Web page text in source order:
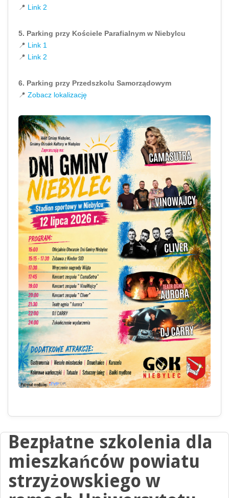
📍 Link 2
5. Parking przy Kościele Parafialnym w Niebylcu
📍 Link 1
📍 Link 2
6. Parking przy Przedszkolu Samorządowym
📍 Zobacz lokalizację
Bezpłatne szkolenia dla
mieszkańców powiatu
strzyżowskiego w